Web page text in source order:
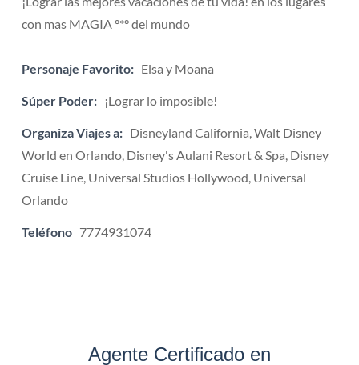
con mas MAGIA °*° del mundo
Personaje Favorito: Elsa y Moana
Súper Poder: ¡Lograr lo imposible!
Organiza Viajes a: Disneyland California, Walt Disney
World en Orlando, Disney's Aulani Resort & Spa, Disney
Cruise Line, Universal Studios Hollywood, Universal
Orlando
Teléfono 7774931074